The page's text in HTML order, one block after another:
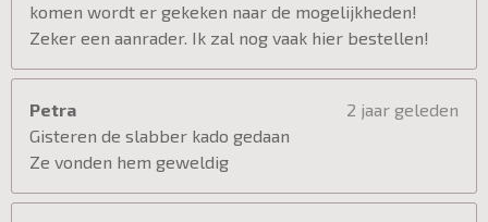
komen wordt er gekeken naar de mogelijkheden!
Zeker een aanrader. Ik zal nog vaak hier bestellen!
Petra
2 jaar geleden
Gisteren de slabber kado gedaan
Ze vonden hem geweldig